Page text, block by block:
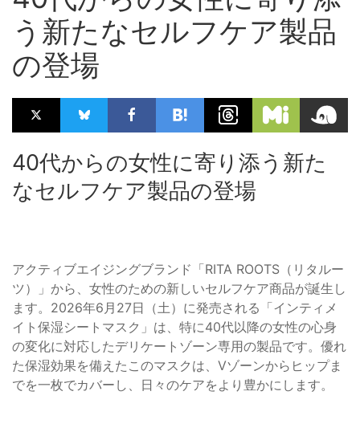
う新たなセルフケア製品
の登場
40代からの女性に寄り添う新た
なセルフケア製品の登場
アクティブエイジングブランド「RITA ROOTS（リタルー
ツ）」から、女性のための新しいセルフケア商品が誕生し
ます。2026年6月27日（土）に発売される「インティメ
イト保湿シートマスク」は、特に40代以降の女性の心身
の変化に対応したデリケートゾーン専用の製品です。優れ
た保湿効果を備えたこのマスクは、Vゾーンからヒップま
でを一枚でカバーし、日々のケアをより豊かにします。